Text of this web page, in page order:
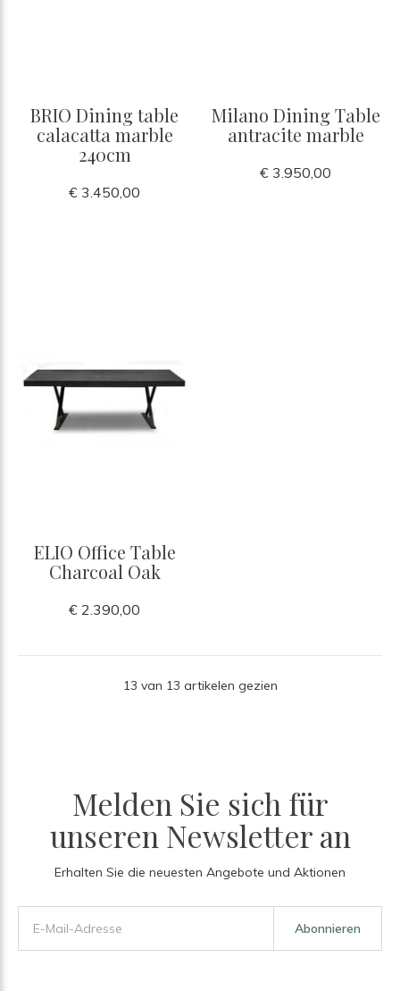
BRIO Dining table
calacatta marble
240cm
€ 3.450,00
Milano Dining Table
antracite marble
€ 3.950,00
ELIO Office Table
Charcoal Oak
€ 2.390,00
13 van 13 artikelen gezien
Melden Sie sich für
unseren Newsletter an
Erhalten Sie die neuesten Angebote und Aktionen
Abonnieren